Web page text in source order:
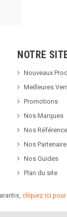
NOTRE
Nouveaux
Meilleures
Promotions
Nos Marques
Nos
Nos
Nos Guides
Plan du site
cliquez ici pour